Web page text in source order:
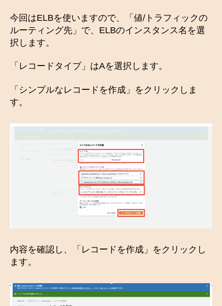
今回はELBを使いますので、「値/トラフィックの
ルーティング先」で、ELBのインスタンス名を選
択します。
「レコードタイプ」はAを選択します。
「シンプルなレコードを作成」をクリックしま
す。
内容を確認し、「レコードを作成」をクリックし
ます。